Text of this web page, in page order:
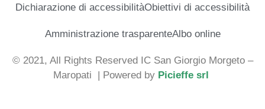
Dichiarazione di accessibilitàObiettivi di accessibilità
Amministrazione trasparenteAlbo online
© 2021, All Rights Reserved IC San Giorgio Morgeto –
Maropati
| Powered by Picieffe srl